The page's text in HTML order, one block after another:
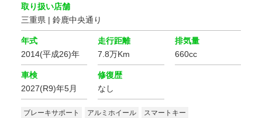
取り扱い店舗
三重県 | 鈴鹿中央通り
年式
2014(平成26)年
走行距離
7.8万Km
排気量
660cc
車検
2027(R9)年5月
修復歴
なし
ブレーキサポート アルミホイール スマートキー